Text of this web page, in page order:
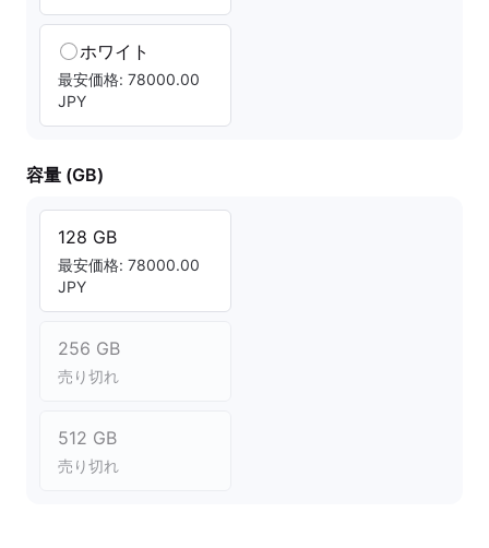
ホワイト
最安価格: 78000.00
JPY
容量 (GB)
128 GB
最安価格: 78000.00
JPY
256 GB
売り切れ
512 GB
売り切れ